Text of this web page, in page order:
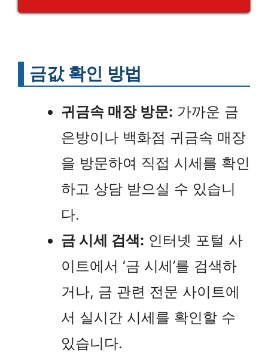
금값 확인 방법
귀금속 매장 방문: 가까운 금
은방이나 백화점 귀금속 매장
을 방문하여 직접 시세를 확인
하고 상담 받으실 수 있습니
다.
금 시세 검색: 인터넷 포털 사
이트에서 ‘금 시세’를 검색하
거나, 금 관련 전문 사이트에
서 실시간 시세를 확인할 수
있습니다.